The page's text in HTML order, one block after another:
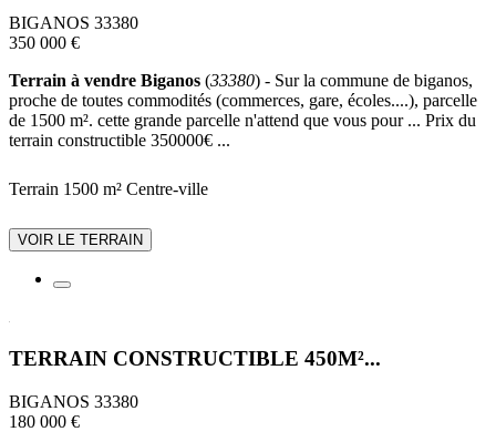
BIGANOS 33380
350 000 €
Terrain à vendre Biganos (33380) - Sur la commune de biganos,
proche de toutes commodités (commerces, gare, écoles....), parcelle
de 1500 m². cette grande parcelle n'attend que vous pour ... Prix du
terrain constructible 350000€ ...
Terrain 1500 m² Centre-ville
VOIR LE TERRAIN
TERRAIN CONSTRUCTIBLE 450M²...
BIGANOS 33380
180 000 €